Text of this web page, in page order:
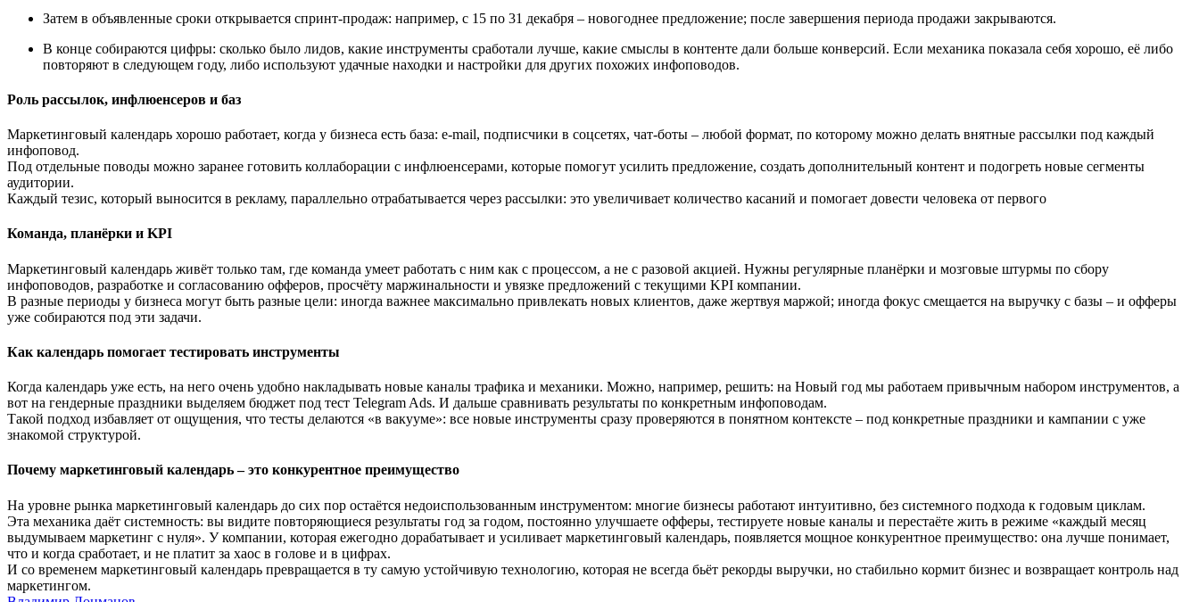
Затем в объявленные сроки открывается спринт-продаж: например, с 15 по 31 декабря – новогоднее предложение; после завершения периода продажи закрываются.
В конце собираются цифры: сколько было лидов, какие инструменты сработали лучше, какие смыслы в контенте дали больше конверсий. Если механика показала себя хорошо, её либо
повторяют в следующем году, либо используют удачные находки и настройки для других похожих инфоповодов.
Роль рассылок, инфлюенсеров и баз
Маркетинговый календарь хорошо работает, когда у бизнеса есть база: e-mail, подписчики в соцсетях, чат-боты – любой формат, по которому можно делать внятные рассылки под каждый
инфоповод.
Под отдельные поводы можно заранее готовить коллаборации с инфлюенсерами, которые помогут усилить предложение, создать дополнительный контент и подогреть новые сегменты
аудитории.
Каждый тезис, который выносится в рекламу, параллельно отрабатывается через рассылки: это увеличивает количество касаний и помогает довести человека от первого
Команда, планёрки и KPI
Маркетинговый календарь живёт только там, где команда умеет работать с ним как с процессом, а не с разовой акцией. Нужны регулярные планёрки и мозговые штурмы по сбору
инфоповодов, разработке и согласованию офферов, просчёту маржинальности и увязке предложений с текущими KPI компании.
В разные периоды у бизнеса могут быть разные цели: иногда важнее максимально привлекать новых клиентов, даже жертвуя маржой; иногда фокус смещается на выручку с базы – и офферы
уже собираются под эти задачи.
Как календарь помогает тестировать инструменты
Когда календарь уже есть, на него очень удобно накладывать новые каналы трафика и механики. Можно, например, решить: на Новый год мы работаем привычным набором инструментов, а
вот на гендерные праздники выделяем бюджет под тест Telegram Ads. И дальше сравнивать результаты по конкретным инфоповодам.
Такой подход избавляет от ощущения, что тесты делаются «в вакууме»: все новые инструменты сразу проверяются в понятном контексте – под конкретные праздники и кампании с уже
знакомой структурой.
Почему маркетинговый календарь – это конкурентное преимущество
На уровне рынка маркетинговый календарь до сих пор остаётся недоиспользованным инструментом: многие бизнесы работают интуитивно, без системного подхода к годовым циклам.
Эта механика даёт системность: вы видите повторяющиеся результаты год за годом, постоянно улучшаете офферы, тестируете новые каналы и перестаёте жить в режиме «каждый месяц
выдумываем маркетинг с нуля». У компании, которая ежегодно дорабатывает и усиливает маркетинговый календарь, появляется мощное конкурентное преимущество: она лучше понимает,
что и когда сработает, и не платит за хаос в голове и в цифрах.
И со временем маркетинговый календарь превращается в ту самую устойчивую технологию, которая не всегда бьёт рекорды выручки, но стабильно кормит бизнес и возвращает контроль над
маркетингом.